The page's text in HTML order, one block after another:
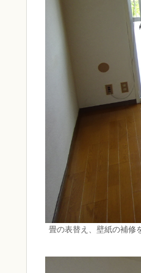
畳の表替え、壁紙の補修